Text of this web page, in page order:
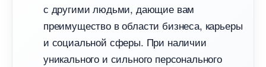
с другими людьми, дающие вам
преимущество в области бизнеса, карьеры
и социальной сферы. При наличии
уникального и сильного персонального